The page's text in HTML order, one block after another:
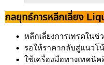
กลยุทธ์การหลีกเลี่ยง
หลีกเลี่ยงการเทรดใน
รอให้ราคากลับสู่แนวโ
ใช้เครื่องมือทางเทคนิ